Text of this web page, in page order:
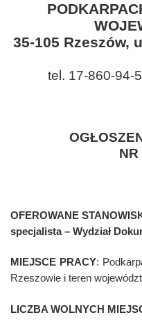
35-105 Rzeszów,
tel. 17-860-94-
NR
OFEROWANE
specjalista– Wydział
MIEJSCE PRACY:
Rzeszowie i teren
LICZBA WOLNYCH